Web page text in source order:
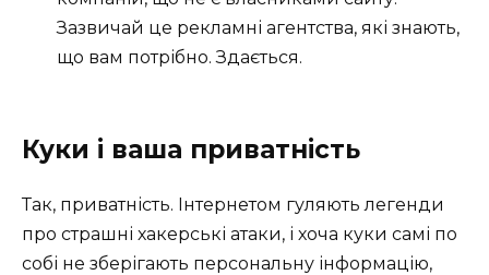
Зазвичай це рекламні агентства, які знають,
що вам потрібно. Здається.
Куки і ваша приватність
Так, приватність. Інтернетом гуляють легенди
про страшні хакерські атаки, і хоча куки самі по
собі не зберігають персональну інформацію,